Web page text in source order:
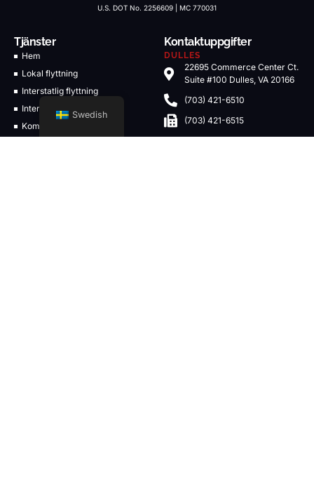
U.S. DOT No. 2256609 | MC 770031
Tjänster
Hem
Lokal flyttning
Interstatlig flyttning
Internationell flyttning
Kommersiell flyttning
Kontaktuppgifter
DULLES
22695 Commerce Center Ct.
Suite #100 Dulles, VA 20166
(703) 421-6510
(703) 421-6515
moving@starint.com
Swedish